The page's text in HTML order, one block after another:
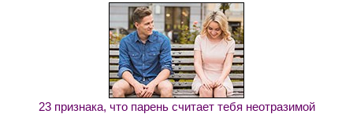
23 признака, что парень считает тебя неотразимой